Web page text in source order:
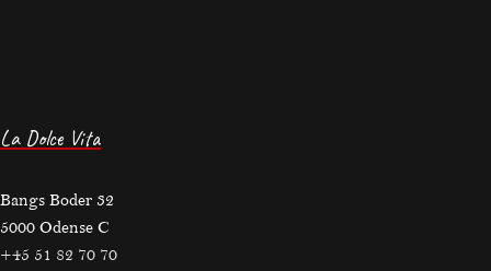
La Dolce Vita
Bangs Boder 32
5000 Odense C
+45 51 82 70 70